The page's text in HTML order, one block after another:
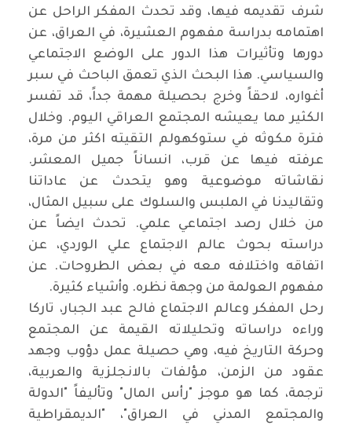
شرف تقديمه فيها، وقد تحدث المفكر الراحل عن
اهتمامه بدراسة مفهوم العشيرة، في العراق، عن
دورها وتأثيرات هذا الدور على الوضع الاجتماعي
والسياسي. هذا البحث الذي تعمق الباحث في سبر
أغواره، لاحقاً وخرج بحصيلة مهمة جداً، قد تفسر
الكثير مما يعيشه المجتمع العراقي اليوم. وخلال
فترة مكوثه في ستوكهولم التقيته اكثر من مرة،
عرفته فيها عن قرب، انساناً جميل المعشر.
نقاشاته موضوعية وهو يتحدث عن عاداتنا
وتقاليدنا في الملبس والسلوك على سبيل المثال،
من خلال رصد اجتماعي علمي. تحدث ايضاً عن
دراسته بحوث عالم الاجتماع علي الوردي، عن
اتفاقه واختلافه معه في بعض الطروحات. عن
مفهوم العولمة من وجهة نظره. وأشياء كثيرة.
رحل المفكر وعالم الاجتماع فالح عبد الجبار، تاركا
وراءه دراساته وتحليلاته القيمة عن المجتمع
وحركة التاريخ فيه، وهي حصيلة عمل دؤوب وجهد
عقود من الزمن، مؤلفات بالانجلزية والعربية،
ترجمة، كما هو موجز "رأس المال" وتأليفاً "الدولة
والمجتمع المدني في العراق"، "الديمقراطية